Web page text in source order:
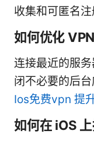
收集和可匿名注
如何优化
连接最近的服
闭不必要的后台
Ios免费vpn 提
如何在 iOS 上